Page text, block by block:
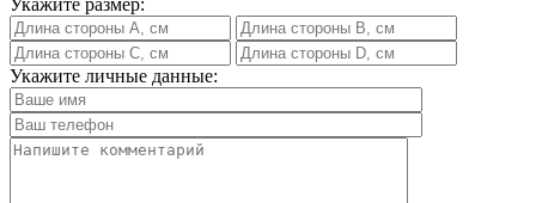
Укажите личные данные: